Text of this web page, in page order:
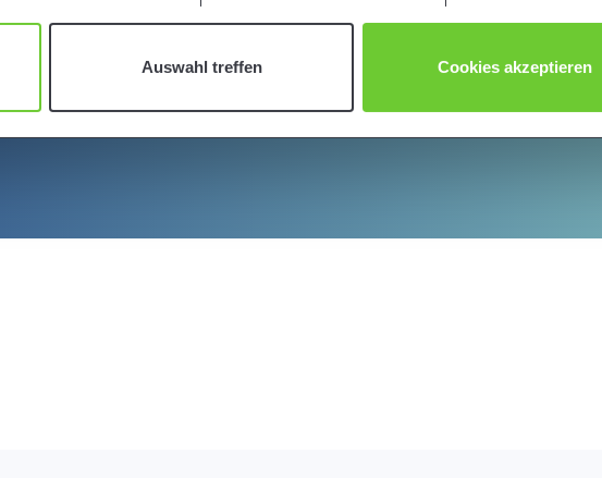
Auswahl treffen Cookies akzeptieren